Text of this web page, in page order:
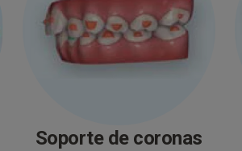
Soporte de coronas